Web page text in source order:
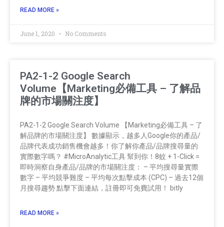
READ MORE »
June 1, 2020 No Comments
PA2-1-2 Google Search
Volume【Marketing必備工具 – 了解品
牌的市場關注度】
PA2-1-2 Google Search Volume 【Marketing必備工具 – 了
解品牌的市場關注度】 數據顯示，越多人Google你的產品/
品牌代表成功銷售機會越多！你了解你產品/品牌搜尋量的
實際數字嗎？ #MicroAnalytic工具 幫到你！8蚊 + 1-Click =
即時洞察自身產品/品牌的市場關注度： – 平均搜尋量實際
數字 – 平均競爭難度 – 平均每次點擊成本 (CPC) – 過去12個
月搜尋趨勢 點擊下面連結，註冊即可免費試用！ bitly
READ MORE »